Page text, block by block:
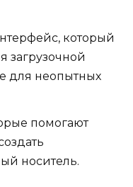
который
загрузочной
для неопытных
помогают
носитель.